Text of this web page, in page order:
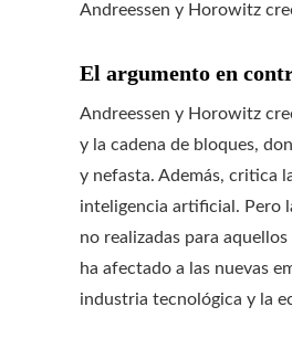
Andreessen y Horowitz
El argumento en
Andreessen y Horowitz
y la cadena de bloques,
y nefasta. Además, critica
inteligencia artificial. Pero
no realizadas para
ha afectado a las nuevas
industria tecnológica y la